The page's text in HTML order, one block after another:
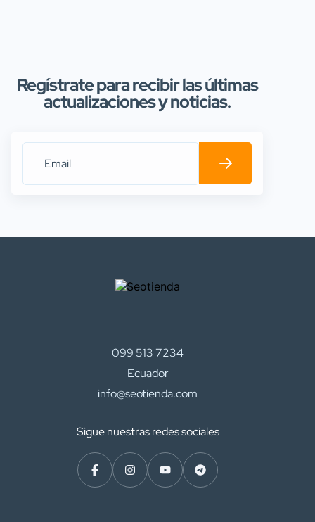
Regístrate para recibir las últimas
actualizaciones y noticias.
099 513 7234
Ecuador
info@seotienda.com
Sigue nuestras redes sociales